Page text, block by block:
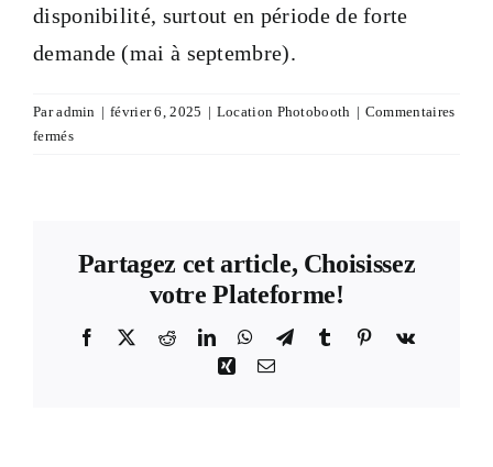
Notre équipe
disponibilité, surtout en période de forte
demande (mai à septembre).
Paradmin | février 6, 2025 | Location Photobooth | Commentaires
ferméssur
pour
Photobooth
Partagez cet article, Choisissez
votre Plateforme!
Facebook RedditLinkedInWhatsApp
TelegramTumblr Pinterest
Vk
XingEmail